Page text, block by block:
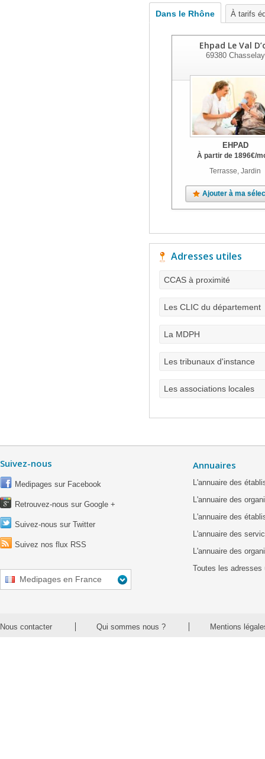
Dans le Rhône À tarifs
Ehpad Le Val
69380Chasselay
EHPAD
À partir de 1896€/
Terrasse, Jardin
Ajouter à ma
Adresses utiles
CCAS à proximité
Les CLIC du département
La MDPH
Les tribunaux d'instance
Les associations locales
Suivez-nous
Medipages sur Facebook
Retrouvez-nous sur Google +
Suivez-nous sur Twitter
Suivez nos flux RSS
Medipages en France
Annuaires
L'annuaire des
L'annuaire des
L'annuaire des
L'annuaire des
L'annuaire des
Toutes les adresses
Nous contacter Qui sommes nous ? Mentions